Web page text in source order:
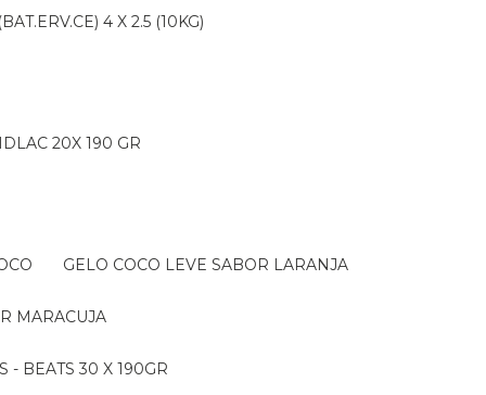
4 X 2.5 (10KG)
20X 190 GR
GELO COCO LEVE SABOR LARANJA
MARACUJA
- BEATS 30 X 190GR